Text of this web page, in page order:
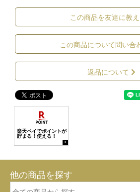
この商品を友達に教
この商品について問い合
返品について
他の商品を探す